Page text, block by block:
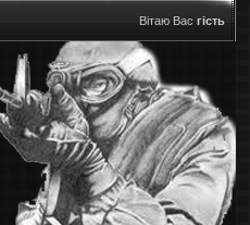
Вітаю Вас гість